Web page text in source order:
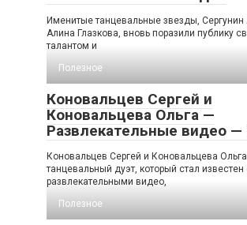
Именитые танцевальные звезды, Сергунин
Алина Глазкова, вновь поразили публику
талантом и
Полезное
Коновальцев Сергей и
Коновальцева Ольга —
Развлекательные видео —
Коновальцев Сергей и Коновальцева
танцевальный дуэт, который стал
развлекательными видео,
Полезное